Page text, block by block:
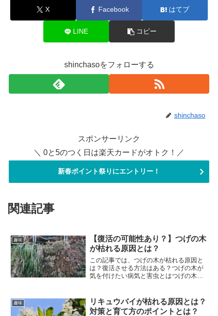
X Facebook はてブ
LINE コピー
shinchasoをフォローする
shinchaso
スポンサーリンク
＼ 0と5のつく日は楽天カードがオトク！／
新春ポイント祭りにエントリー！
関連記事
趣味
【復活の可能性あり？】つげの木
が枯れる原因とは？
この記事では、つげの木が枯れる原因と
は？復活させる方法はある？つげの木が
気を付けたい病気と害虫とはつげの木の
枯れてしまったといった方には参考にな
りますので、ぜひ最後まで...
趣味
リキュウバイが枯れる原因とは？
対策と育て方のポイントとは？